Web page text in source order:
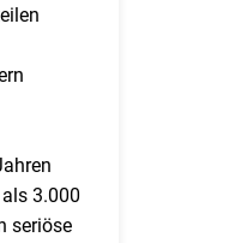
3.000
seriöse